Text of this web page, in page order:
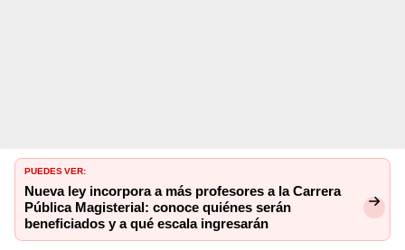
PUEDES VER:
Nueva ley incorpora a más profesores a la Carrera
Pública Magisterial: conoce quiénes serán
beneficiados y a qué escala ingresarán